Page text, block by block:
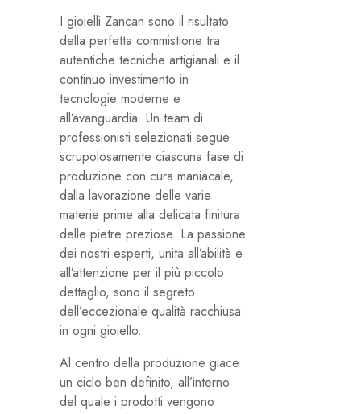
I gioielli Zancan sono il risultato
della perfetta commistione tra
autentiche tecniche artigianali e il
continuo investimento in
tecnologie moderne e
all’avanguardia. Un team di
professionisti selezionati segue
scrupolosamente ciascuna fase di
produzione con cura maniacale,
dalla lavorazione delle varie
materie prime alla delicata finitura
delle pietre preziose. La passione
dei nostri esperti, unita all’abilità e
all’attenzione per il più piccolo
dettaglio, sono il segreto
dell’eccezionale qualità racchiusa
in ogni gioiello.
Al centro della produzione giace
un ciclo ben definito, all’interno
del quale i prodotti vengono